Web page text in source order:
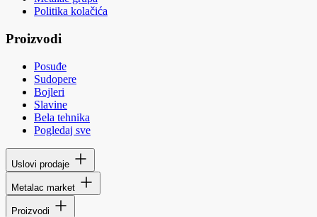
Politika kolačića
Proizvodi
Posuđe
Sudopere
Bojleri
Slavine
Bela tehnika
Pogledaj sve
Uslovi prodaje
Metalac market
Proizvodi